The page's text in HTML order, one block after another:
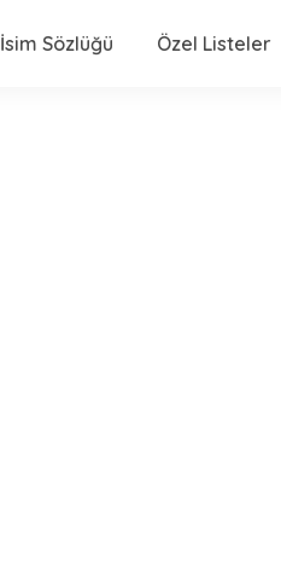
İsim Sözlüğü Özel Listeler